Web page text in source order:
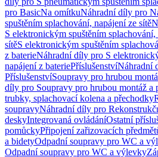
pro BasicNa omítkuNáhradní díly pro
spuštěním splachování, napájení ze sítě
S elektronickým spuštěním splachování,
sítěS elektronickým spuštěním
z baterieNáhradní díly pro S
napájení z bateriePříslušenstvíNáhradní
PříslušenstvíSoupravy pro hrubou
díly pro Soupravy pro hrubou montáž a
trubky, splachovací kolena a přechodky
soupravyNáhradní díly pro
deskyIntegrovaná ovládáníOstatní
pomůckyPřipojení zařizovacích
a bidetyOdpadní soupravy pro WC a
Odpadní soupravy pro WC a výlevky